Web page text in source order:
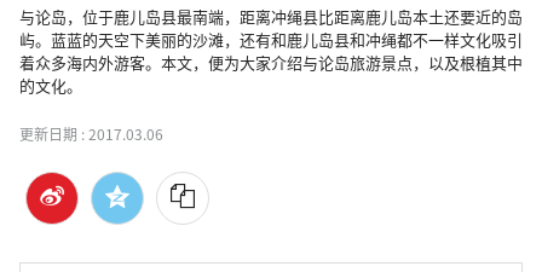
与论岛，位于鹿儿岛县最南端，距离冲绳县比距离鹿儿岛本土还要近的岛
屿。蓝蓝的天空下美丽的沙滩，还有和鹿儿岛县和冲绳都不一样文化吸引
着众多海内外游客。本文，便为大家介绍与论岛旅游景点，以及根植其中
的文化。
更新日期 :2017.03.06